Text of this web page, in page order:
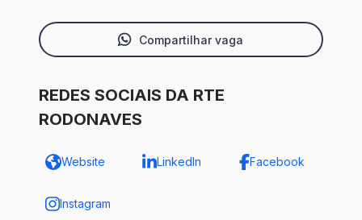
Compartilhar vaga
REDES SOCIAIS DA RTE
RODONAVES
Website LinkedIn Facebook
Instagram